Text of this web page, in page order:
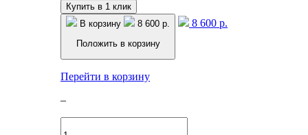
Купить в 1 клик
В корзину
8 600 р.
Положить в корзину
8 600 р.
Перейти в корзину
–